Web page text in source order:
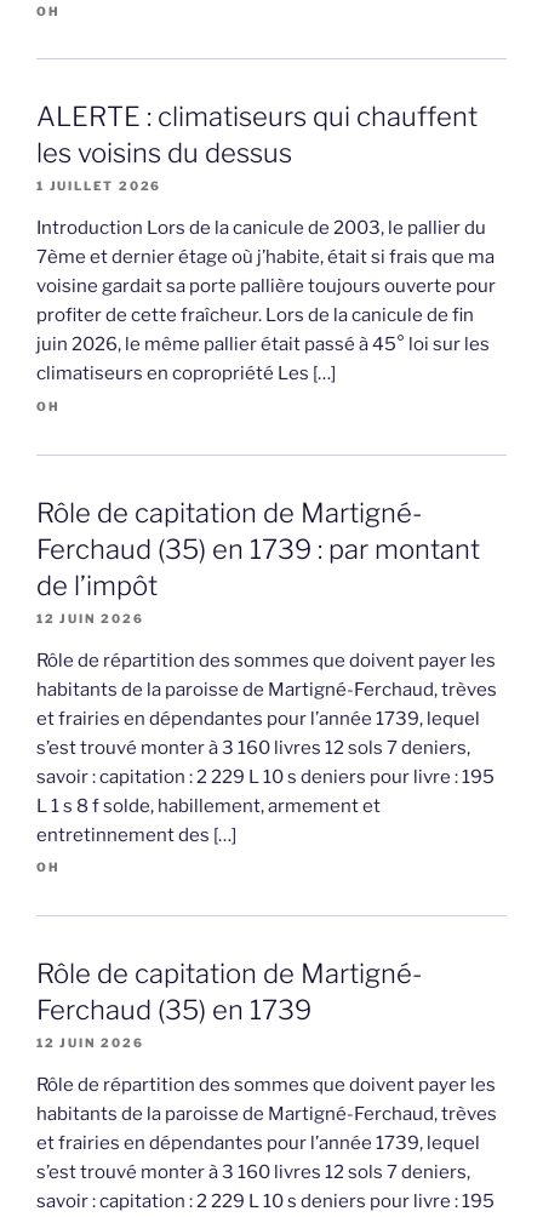
OH
ALERTE : climatiseurs qui chauffent
les voisins du dessus
1 JUILLET 2026
Introduction Lors de la canicule de 2003, le pallier du
7ème et dernier étage où j’habite, était si frais que ma
voisine gardait sa porte pallière toujours ouverte pour
profiter de cette fraîcheur. Lors de la canicule de fin
juin 2026, le même pallier était passé à 45° loi sur les
climatiseurs en copropriété Les […]
OH
Rôle de capitation de Martigné-
Ferchaud (35) en 1739 : par montant
de l’impôt
12 JUIN 2026
Rôle de répartition des sommes que doivent payer les
habitants de la paroisse de Martigné-Ferchaud, trèves
et frairies en dépendantes pour l’année 1739, lequel
s’est trouvé monter à 3 160 livres 12 sols 7 deniers,
savoir : capitation : 2 229 L 10 s deniers pour livre : 195
L 1 s 8 f solde, habillement, armement et
entretinnement des […]
OH
Rôle de capitation de Martigné-
Ferchaud (35) en 1739
12 JUIN 2026
Rôle de répartition des sommes que doivent payer les
habitants de la paroisse de Martigné-Ferchaud, trèves
et frairies en dépendantes pour l’année 1739, lequel
s’est trouvé monter à 3 160 livres 12 sols 7 deniers,
savoir : capitation : 2 229 L 10 s deniers pour livre : 195